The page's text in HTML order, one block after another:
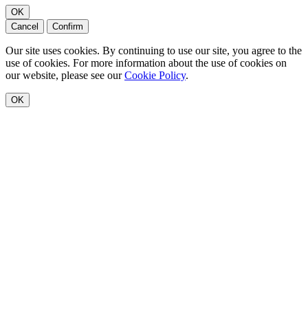
OK
Cancel
Confirm
Our site uses cookies. By continuing to use our site, you agree to the
use of cookies. For more information about the use of cookies on
our website, please see ourCookie Policy.
OK